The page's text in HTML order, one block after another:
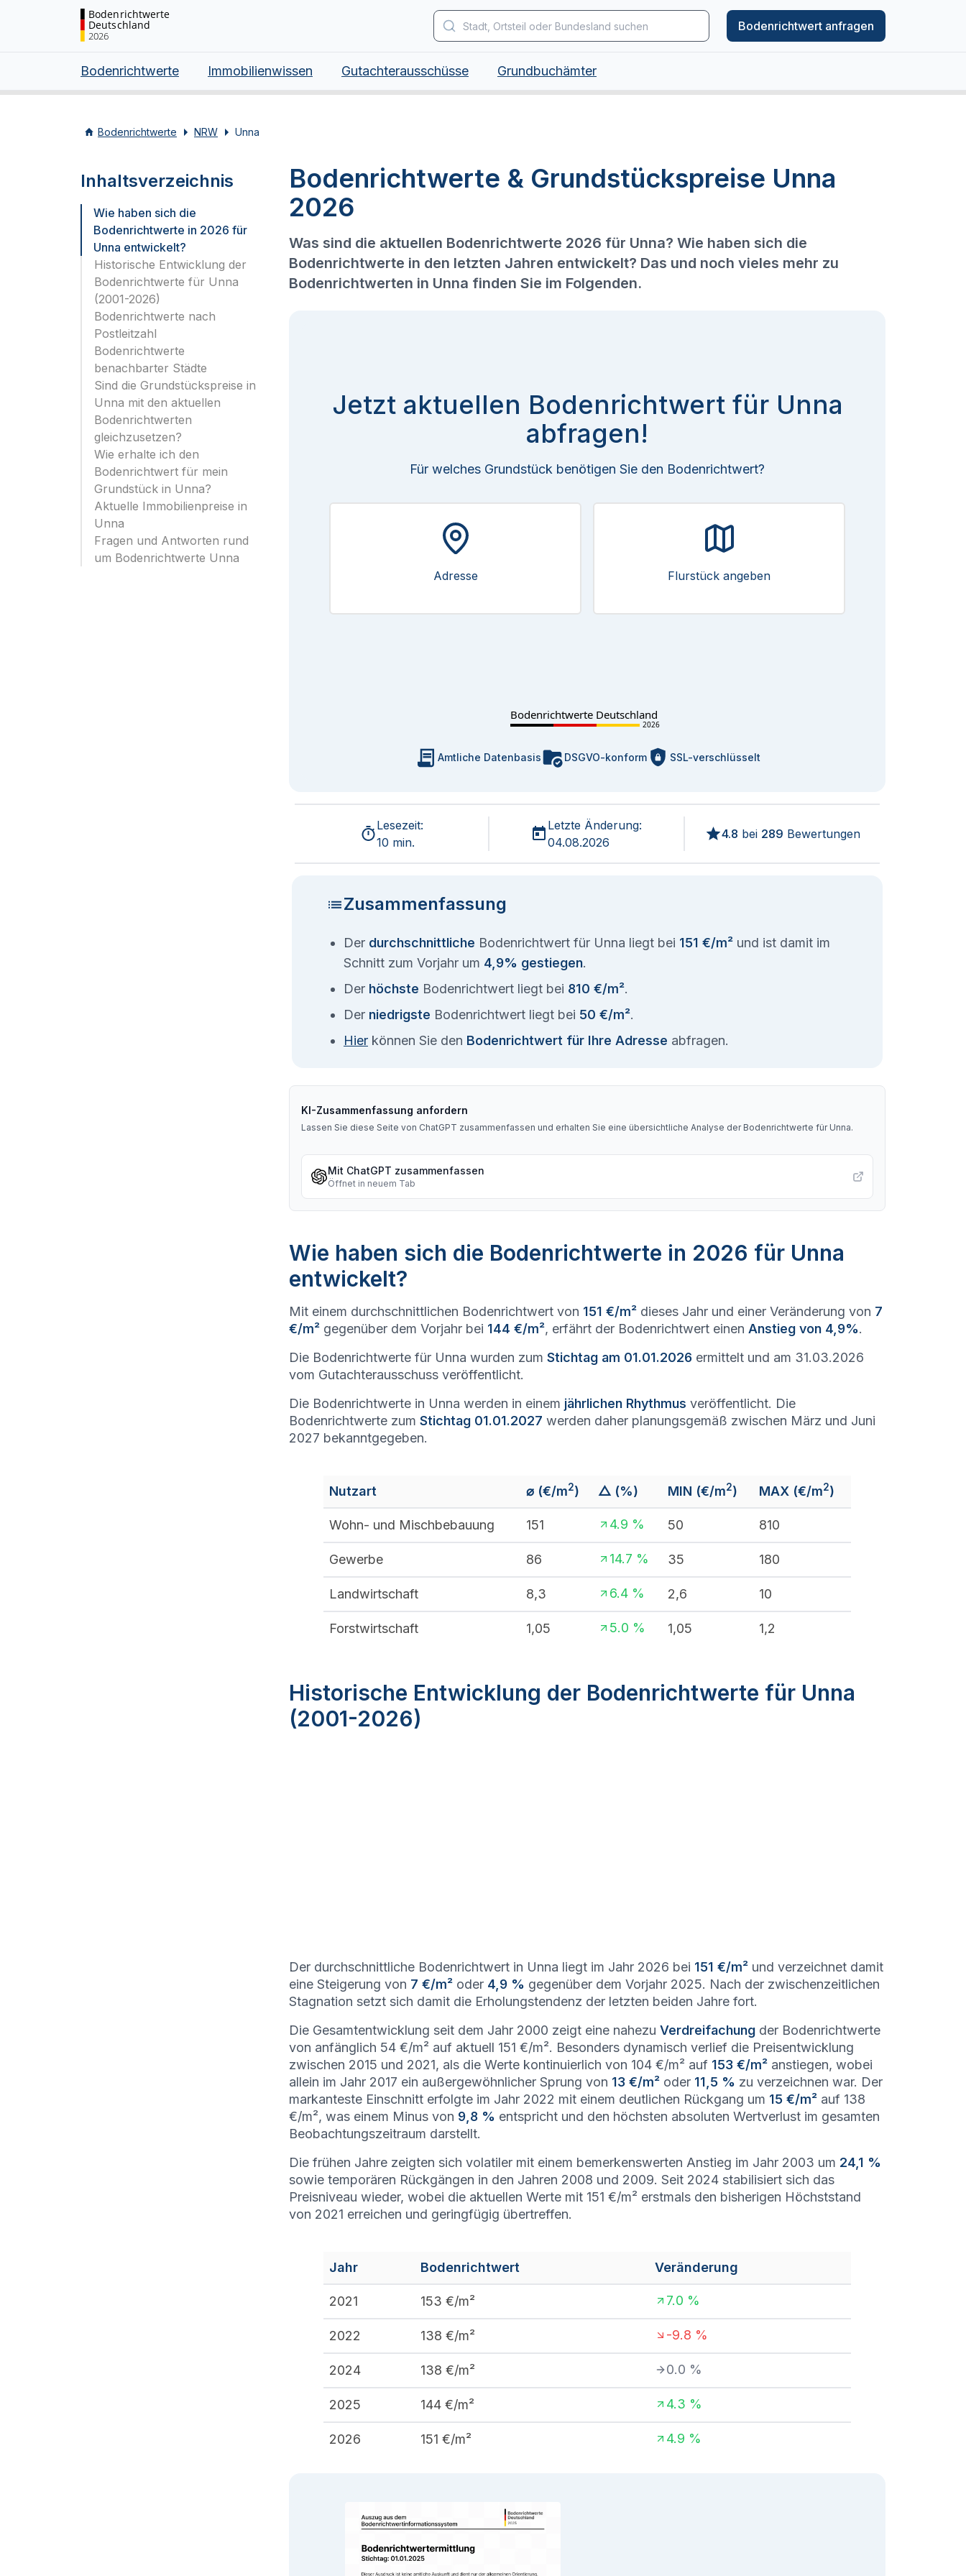
Bodenrichtwerte
Deutschland
2026
Bodenrichtwert anfragen
Bodenrichtwerte Immobilienwissen Gutachterausschüsse Grundbuchämter
Bodenrichtwerte NRW Unna
Inhaltsverzeichnis
Wie haben sich die
Bodenrichtwerte in 2026 für
Unna entwickelt?
Historische Entwicklung der
Bodenrichtwerte für Unna
(2001-2026)
Bodenrichtwerte nach
Postleitzahl
Bodenrichtwerte
benachbarter Städte
Sind die Grundstückspreise in
Unna mit den aktuellen
Bodenrichtwerten
gleichzusetzen?
Wie erhalte ich den
Bodenrichtwert für mein
Grundstück in Unna?
Aktuelle Immobilienpreise in
Unna
Fragen und Antworten rund
um Bodenrichtwerte Unna
Bodenrichtwerte & Grundstückspreise Unna
2026
Was sind die aktuellen Bodenrichtwerte 2026 für Unna? Wie haben sich die
Bodenrichtwerte in den letzten Jahren entwickelt? Das und noch vieles mehr zu
Bodenrichtwerten in Unna finden Sie im Folgenden.
Jetzt aktuellen Bodenrichtwert für Unna
abfragen!
Für welches Grundstück benötigen Sie den Bodenrichtwert?
Adresse Flurstück angeben
Bodenrichtwerte Deutschland
2026
Amtliche Datenbasis DSGVO-konform SSL-verschlüsselt
Lesezeit:
10 min.
Letzte Änderung:
04.08.2026
4.8 bei 289 Bewertungen
Zusammenfassung
Der durchschnittliche Bodenrichtwert für Unna liegt bei 151 €/m² und ist damit im
Schnitt zum Vorjahr um 4,9% gestiegen.
Der höchste Bodenrichtwert liegt bei 810 €/m².
Der niedrigste Bodenrichtwert liegt bei 50 €/m².
Hier können Sie den Bodenrichtwert für Ihre Adresse abfragen.
KI-Zusammenfassung anfordern
Lassen Sie diese Seite von ChatGPT zusammenfassen und erhalten Sie eine übersichtliche Analyse der Bodenrichtwerte für Unna.
Mit ChatGPT zusammenfassen
Öffnet in neuem Tab
Wie haben sich die Bodenrichtwerte in 2026 für Unna
entwickelt?
Mit einem durchschnittlichen Bodenrichtwert von 151 €/m² dieses Jahr und einer Veränderung von 7
€/m² gegenüber dem Vorjahr bei 144 €/m², erfährt der Bodenrichtwert einen Anstieg von 4,9%.
Die Bodenrichtwerte für Unna wurden zum Stichtag am 01.01.2026 ermittelt und am 31.03.2026
vom Gutachterausschuss veröffentlicht.
Die Bodenrichtwerte in Unna werden in einem jährlichen Rhythmus veröffentlicht. Die
Bodenrichtwerte zum Stichtag 01.01.2027 werden daher planungsgemäß zwischen März und Juni
2027 bekanntgegeben.
Nutzart ⌀ (€/m2) △ (%) MIN (€/m2) MAX (€/m2)
Wohn- und Mischbebauung 151 4.9 % 50 810
Gewerbe 86 14.7 % 35 180
Landwirtschaft 8,3 6.4 % 2,6 10
Forstwirtschaft 1,05 5.0 % 1,05 1,2
Historische Entwicklung der Bodenrichtwerte für Unna
(2001-2026)
Der durchschnittliche Bodenrichtwert in Unna liegt im Jahr 2026 bei 151 €/m² und verzeichnet damit
eine Steigerung von 7 €/m² oder 4,9 % gegenüber dem Vorjahr 2025. Nach der zwischenzeitlichen
Stagnation setzt sich damit die Erholungstendenz der letzten beiden Jahre fort.
Die Gesamtentwicklung seit dem Jahr 2000 zeigt eine nahezu Verdreifachung der Bodenrichtwerte
von anfänglich 54 €/m² auf aktuell 151 €/m². Besonders dynamisch verlief die Preisentwicklung
zwischen 2015 und 2021, als die Werte kontinuierlich von 104 €/m² auf 153 €/m² anstiegen, wobei
allein im Jahr 2017 ein außergewöhnlicher Sprung von 13 €/m² oder 11,5 % zu verzeichnen war. Der
markanteste Einschnitt erfolgte im Jahr 2022 mit einem deutlichen Rückgang um 15 €/m² auf 138
€/m², was einem Minus von 9,8 % entspricht und den höchsten absoluten Wertverlust im gesamten
Beobachtungszeitraum darstellt.
Die frühen Jahre zeigten sich volatiler mit einem bemerkenswerten Anstieg im Jahr 2003 um 24,1 %
sowie temporären Rückgängen in den Jahren 2008 und 2009. Seit 2024 stabilisiert sich das
Preisniveau wieder, wobei die aktuellen Werte mit 151 €/m² erstmals den bisherigen Höchststand
von 2021 erreichen und geringfügig übertreffen.
Jahr Bodenrichtwert Veränderung
2021 153 €/m² 7.0 %
2022 138 €/m² -9.8 %
2024 138 €/m² 0.0 %
2025 144 €/m² 4.3 %
2026 151 €/m² 4.9 %